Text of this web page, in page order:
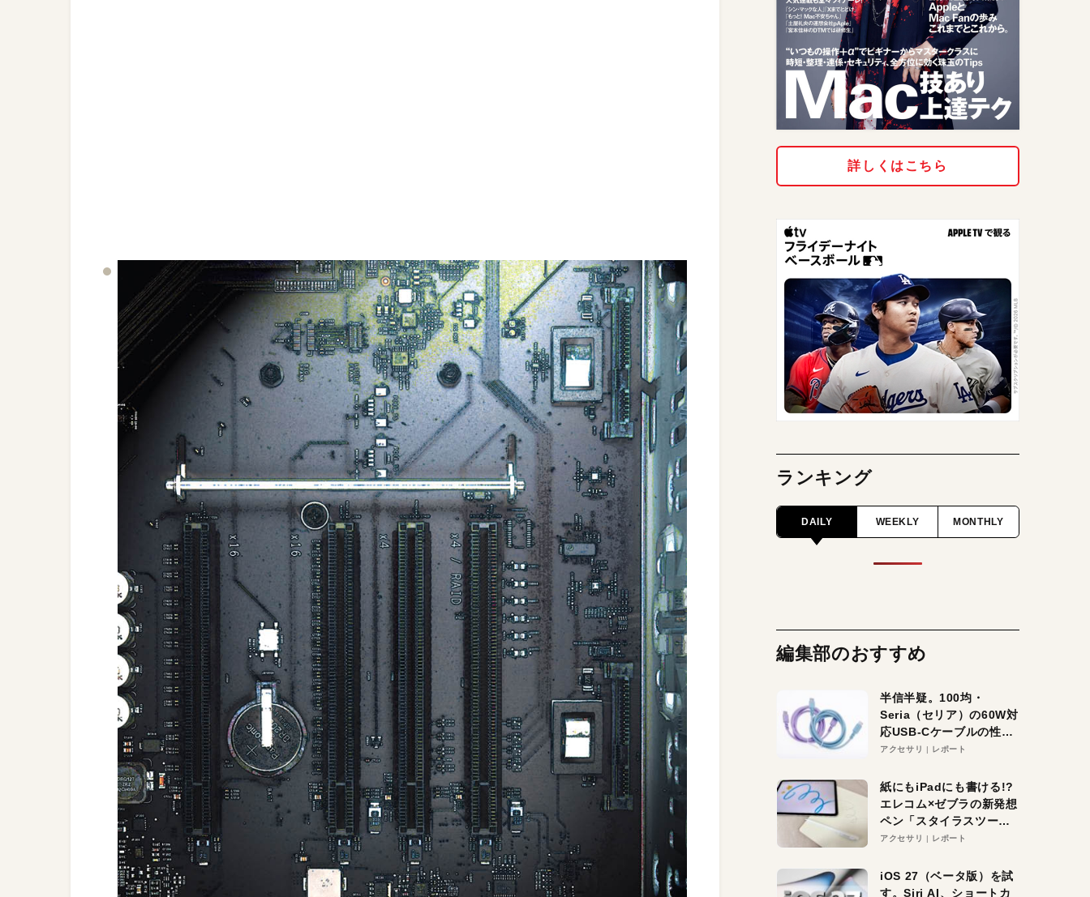
詳しくはこちら
ランキング
DAILY WEEKLY MONTHLY
編集部のおすすめ
半信半疑。100均・
Seria（セリア）の60W対
応USB-Cケーブルの性能
を検証。超コスパの1本を
アクセサリ レポート
紙にもiPadにも書ける!?
エレコム×ゼブラの新発想
ペン「スタイラスツーウ
ェイ」レビュー。持ち替
アクセサリ レポート
iOS 27（ベータ版）を試
す。Siri AI、ショートカ